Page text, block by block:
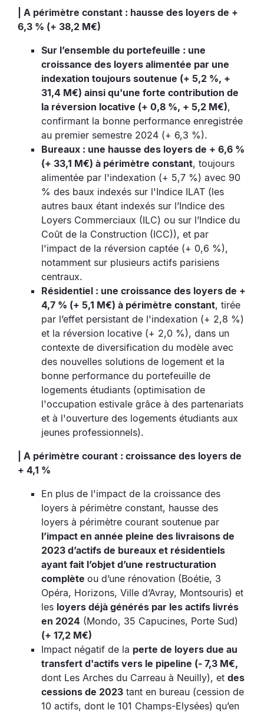
| A périmètre constant : hausse des loyers de +
6,3 % (+ 38,2 M€)
Sur l’ensemble du portefeuille : une
croissance des loyers alimentée par une
indexation toujours soutenue (+ 5,2 %, +
31,4 M€) ainsi qu'une forte contribution de
la réversion locative (+ 0,8 %, + 5,2 M€),
confirmant la bonne performance enregistrée
au premier semestre 2024 (+ 6,3 %).
Bureaux : une hausse des loyers de + 6,6 %
(+ 33,1 M€) à périmètre constant, toujours
alimentée par l'indexation (+ 5,7 %) avec 90
% des baux indexés sur l'Indice ILAT (les
autres baux étant indexés sur l’Indice des
Loyers Commerciaux (ILC) ou sur l’Indice du
Coût de la Construction (ICC)), et par
l'impact de la réversion captée (+ 0,6 %),
notamment sur plusieurs actifs parisiens
centraux.
Résidentiel : une croissance des loyers de +
4,7 % (+ 5,1 M€) à périmètre constant, tirée
par l’effet persistant de l'indexation (+ 2,8 %)
et la réversion locative (+ 2,0 %), dans un
contexte de diversification du modèle avec
des nouvelles solutions de logement et la
bonne performance du portefeuille de
logements étudiants (optimisation de
l'occupation estivale grâce à des partenariats
et à l'ouverture des logements étudiants aux
jeunes professionnels).
| A périmètre courant : croissance des loyers de
+ 4,1 %
En plus de l'impact de la croissance des
loyers à périmètre constant, hausse des
loyers à périmètre courant soutenue par
l’impact en année pleine des livraisons de
2023 d’actifs de bureaux et résidentiels
ayant fait l’objet d’une restructuration
complète ou d’une rénovation (Boétie, 3
Opéra, Horizons, Ville d’Avray, Montsouris) et
les loyers déjà générés par les actifs livrés
en 2024 (Mondo, 35 Capucines, Porte Sud)
(+ 17,2 M€)
Impact négatif de la perte de loyers due au
transfert d'actifs vers le pipeline (- 7,3 M€,
dont Les Arches du Carreau à Neuilly), et des
cessions de 2023 tant en bureau (cession de
10 actifs, dont le 101 Champs-Elysées) qu’en